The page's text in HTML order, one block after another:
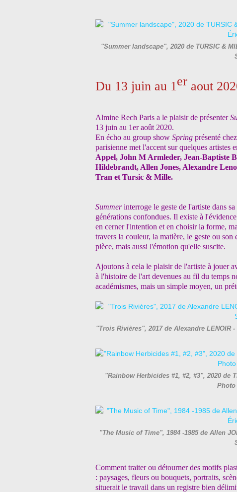
"Summer landscape", 2020 de TURSIC &
Du 13 juin au 1 er aout
Almine Rech Paris a le plaisir de présenter
13 juin au 1er août 2020.
En écho au group show Spring présenté
parisienne met l'accent sur quelques artistes
Appel, John M Armleder, Jean-Baptiste
Hildebrandt, Allen Jones, Alexandre
Tran et Tursic & Mille.
Summerinterroge le geste de l'artiste dans
générations confondues. Il existe à
en cerner l'intention et en choisir la forme,
travers la couleur, la matière, le geste ou
pièce, mais aussi l'émotion qu'elle suscite.
Ajoutons à cela le plaisir de l'artiste à jouer
à l'histoire de l'art devenues au fil du temps
académismes, mais un simple moyen, un
"Trois Rivières", 2017 de Alexandre
"Rainbow Herbicides #1, #2, #3", 2020 de
"The Music of Time", 1984 -1985 de Allen
Comment traiter ou détourner des motifs
: paysages, fleurs ou bouquets, portraits,
situerait le travail dans un registre bien